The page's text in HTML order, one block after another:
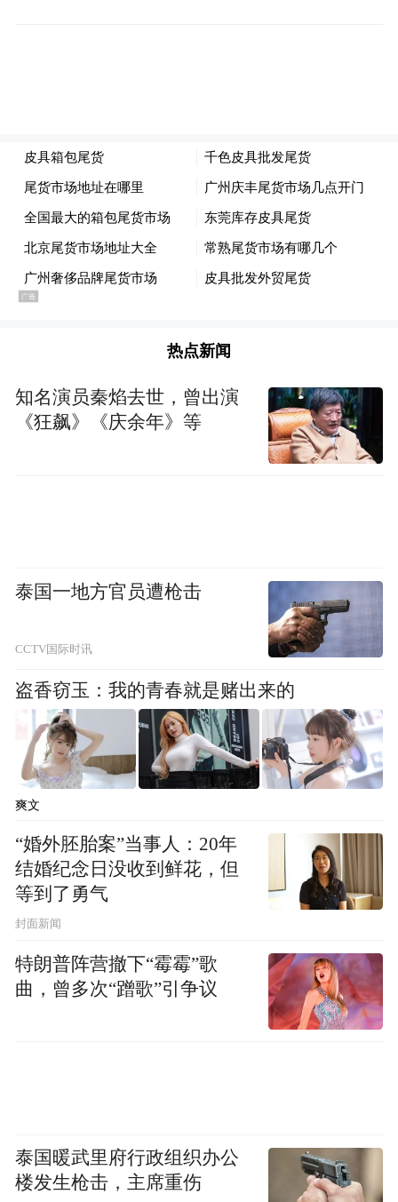
热点新闻
知名演员秦焰去世，曾出演
《狂飙》《庆余年》等
泰国一地方官员遭枪击
CCTV国际时讯
盗香窃玉：我的青春就是赌出来的
爽文
“婚外胚胎案”当事人：20年
结婚纪念日没收到鲜花，但
等到了勇气
封面新闻
特朗普阵营撤下“霉霉”歌
曲，曾多次“蹭歌”引争议
泰国暖武里府行政组织办公
楼发生枪击，主席重伤